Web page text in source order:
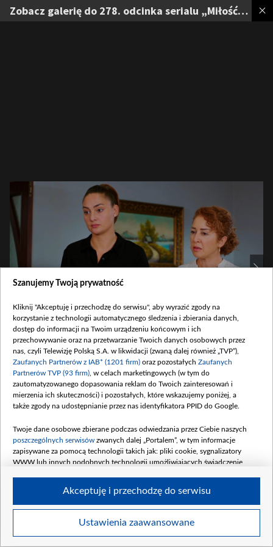
Zobacz galerię do 278. odcinka serialu „Miłość i nadzieja”. Fot. Materiały prasowe
Yildiz i Hulya próbują odnaleźć nagranie z wyznaniem Alpera. Fot. Materiały
prasowe
1
Szczegóły
Szanujemy Twoją prywatność
Kliknij "Akceptuję i przechodzę do serwisu", aby wyrazić zgody na
korzystanie z technologii automatycznego śledzenia i zbierania danych,
dostęp do informacji na Twoim urządzeniu końcowym i ich
przechowywanie oraz na przetwarzanie Twoich danych osobowych przez
nas, czyli Telewizję Polską S.A. w likwidacji (zwaną dalej również „TVP”),
Zaufanych Partnerów z IAB* (1201 firm) oraz pozostałych Zaufanych
Partnerów TVP (93 firm) , w celach marketingowych (w tym do
zautomatyzowanego dopasowania reklam do Twoich zainteresowań i
mierzenia ich skuteczności) i pozostałych, które wskazujemy poniżej, a
także zgody na udostępnianie przez nas identyfikatora PPID do Google.
Twoje dane osobowe zbierane podczas odwiedzania przez Ciebie naszych
poszczególnych serwisów zwanych dalej „Portalem”, w tym informacje
zapisywane za pomocą technologii takich jak: pliki cookie, sygnalizatory
WWW lub innych podobnych technologii umożliwiających świadczenie
Twoje dane osobowe zbierane podczas odwiedzania przez Ciebie
Ustawienia zaawansowane
Akceptuję i przechodzę do serwisu